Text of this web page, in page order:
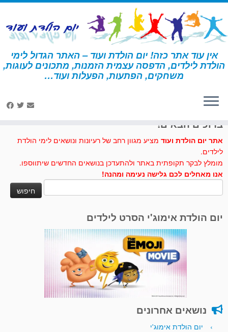
דלג
לתוכן
אין עוד אתר כזה! יום הולדת ועוד – האתר הגדול לימי
הולדת לילדים, הדפסה עצמית הזמנות, מתכונים לעוגות,
משחקים, הפתעות, הפעלות ועוד… דף הבית » עוד על ימי הולדת » מהי פיניאטה?
ברוכים הבאים!
אתר יום הולדת ועוד מציע מגוון רחב של רעיונות ונושאים לימי הולדת
לילדים.
מומלץ לבקר תקופתית באתר ולהתעדכן בנושאים החדשים שיתווספו.
אנו מאחלים לכם גלישה נעימה ומהנה!
יום הולדת אימוג'י הסרט לילדים
נושאים אחרונים
יום הולדת אימוג'י